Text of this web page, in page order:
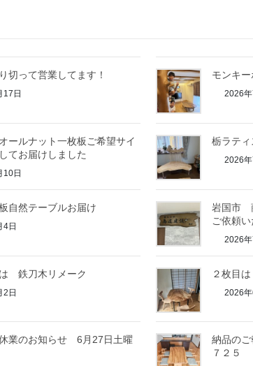
切って営業してます！
17日
モンキ
2026
ールナット一枚板ご希望サイ
てお届けしました
10日
栃ラテ
2026年
自然テーブルお届け
4日
岩国市
ご依頼
2026
鉄刀木リメーク
2日
２枚
2026
業のお知らせ 6月27日土曜
納品の
７２５